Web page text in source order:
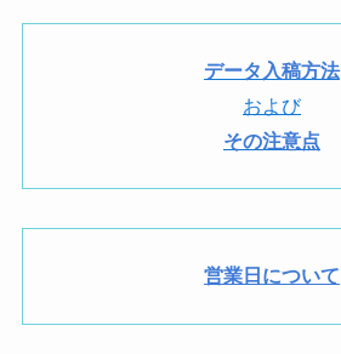
データ入稿方法
および
その注意点
営業日について